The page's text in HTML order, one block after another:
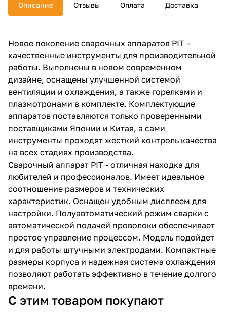
Описание Отзывы Оплата Доставка
Новое поколение сварочных аппаратов PIT –
качественные инструменты для производительной
работы. Выполнены в новом современном
дизайне, оснащены улучшенной системой
вентиляции и охлаждения, а также горелками и
плазмотронами в комплекте. Комплектующие
аппаратов поставляются только проверенными
поставщиками Японии и Китая, а сами
инструменты проходят жесткий контроль качества
на всех стадиях производства.
Сварочный аппарат PIT - отличная находка для
любителей и профессионалов. Имеет идеальное
соотношение размеров и технических
характеристик. Оснащен удобным дисплеем для
настройки. Полуавтоматический режим сварки с
автоматической подачей проволоки обеспечивает
простое управление процессом. Модель подойдет
и для работы штучными электродами. Компактные
размеры корпуса и надежная система охлаждения
позволяют работать эффективно в течение долгого
времени.
С этим товаром покупают
раз в 2
раз в 2 недели